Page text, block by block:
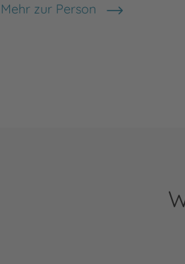
Mehr zur Person
Annet Rudolph